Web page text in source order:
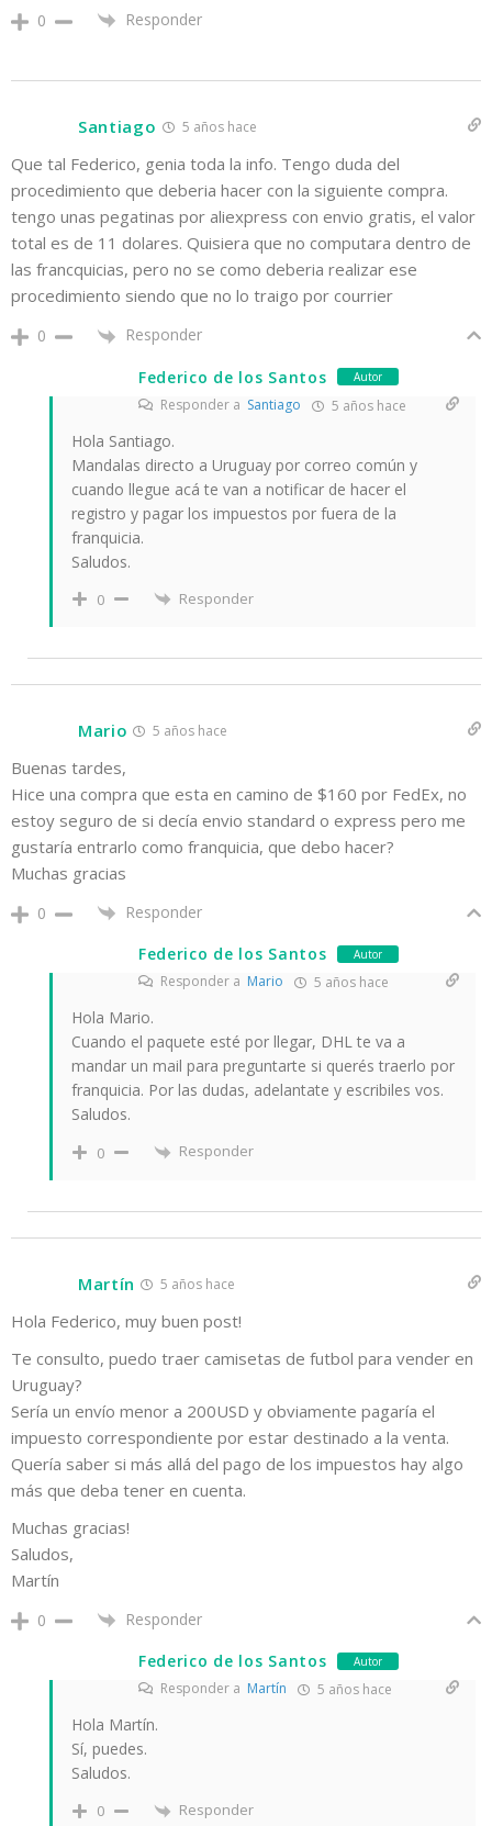
0 Responder
Santiago 5 años hace
Que tal Federico, genia toda la info. Tengo duda del
procedimiento que deberia hacer con la siguiente compra.
tengo unas pegatinas por aliexpress con envio gratis, el valor
total es de 11 dolares. Quisiera que no computara dentro de
las francquicias, pero no se como deberia realizar ese
procedimiento siendo que no lo traigo por courrier
0 Responder
Federico de los Santos Autor
Responder a Santiago 5 años hace
Hola Santiago.
Mandalas directo a Uruguay por correo común y
cuando llegue acá te van a notificar de hacer el
registro y pagar los impuestos por fuera de la
franquicia.
Saludos.
0 Responder
Mario 5 años hace
Buenas tardes,
Hice una compra que esta en camino de $160 por FedEx, no
estoy seguro de si decía envio standard o express pero me
gustaría entrarlo como franquicia, que debo hacer?
Muchas gracias
0 Responder
Federico de los Santos Autor
Responder a Mario 5 años hace
Hola Mario.
Cuando el paquete esté por llegar, DHL te va a
mandar un mail para preguntarte si querés traerlo por
franquicia. Por las dudas, adelantate y escribiles vos.
Saludos.
0 Responder
Martín 5 años hace
Hola Federico, muy buen post!
Te consulto, puedo traer camisetas de futbol para vender en
Uruguay?
Sería un envío menor a 200USD y obviamente pagaría el
impuesto correspondiente por estar destinado a la venta.
Quería saber si más allá del pago de los impuestos hay algo
más que deba tener en cuenta.
Muchas gracias!
Saludos,
Martín
0 Responder
Federico de los Santos Autor
Responder a Martín 5 años hace
Hola Martín.
Sí, puedes.
Saludos.
0 Responder